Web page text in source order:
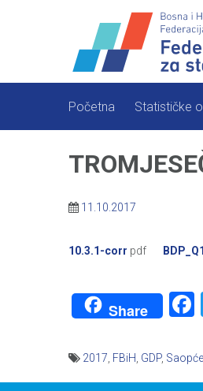
Početna Statističke
11.10.2017
10.3.1-corr pdf
Share
2017 FBiH GDP,